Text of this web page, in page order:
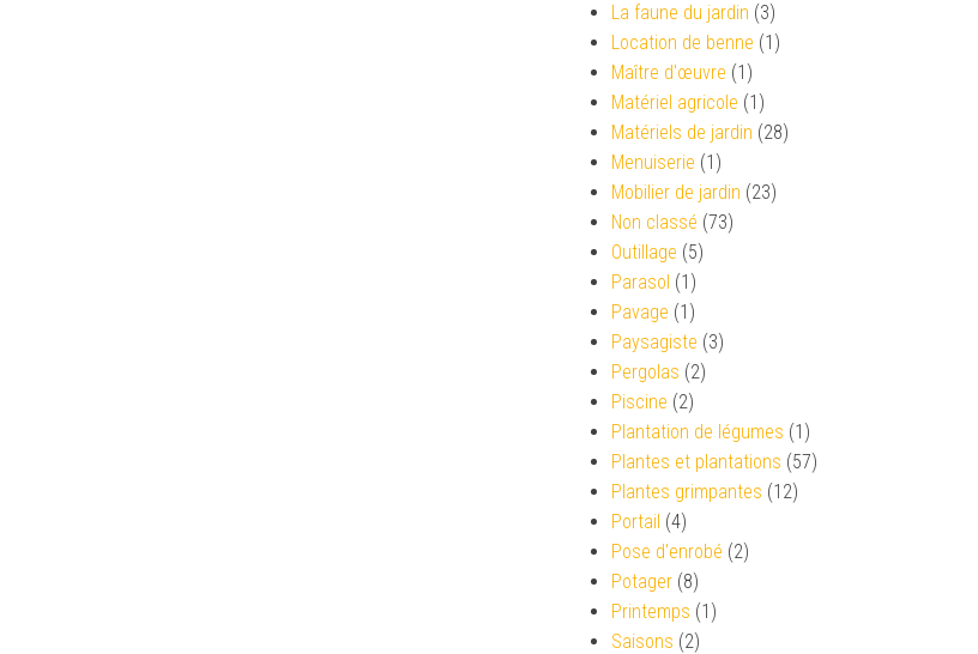
La faune du jardin (3)
Location de benne (1)
Maître d'œuvre (1)
Matériel agricole (1)
Matériels de jardin (28)
Menuiserie (1)
Mobilier de jardin (23)
Non classé (73)
Outillage (5)
Parasol (1)
Pavage (1)
Paysagiste (3)
Pergolas (2)
Piscine (2)
Plantation de légumes (1)
Plantes et plantations (57)
Plantes grimpantes (12)
Portail (4)
Pose d'enrobé (2)
Potager (8)
Printemps (1)
Saisons (2)